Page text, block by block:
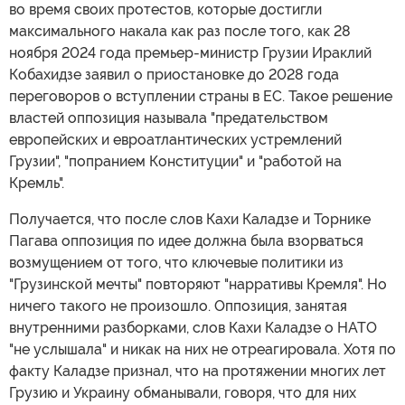
во время своих протестов, которые достигли
максимального накала как раз после того, как 28
ноября 2024 года премьер-министр Грузии Ираклий
Кобахидзе заявил о приостановке до 2028 года
переговоров о вступлении страны в ЕС. Такое решение
властей оппозиция называла "предательством
европейских и евроатлантических устремлений
Грузии", "попранием Конституции" и "работой на
Кремль".
Получается, что после слов Кахи Каладзе и Торнике
Пагава оппозиция по идее должна была взорваться
возмущением от того, что ключевые политики из
"Грузинской мечты" повторяют "нарративы Кремля". Но
ничего такого не произошло. Оппозиция, занятая
внутренними разборками, слов Кахи Каладзе о НАТО
"не услышала" и никак на них не отреагировала. Хотя по
факту Каладзе признал, что на протяжении многих лет
Грузию и Украину обманывали, говоря, что для них